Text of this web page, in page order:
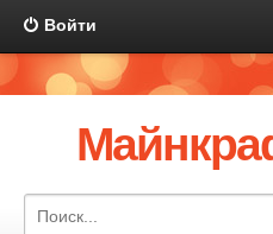
Войти